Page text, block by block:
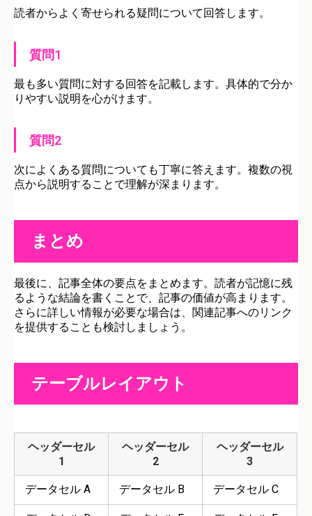
読者からよく寄せられる疑問について回答します。
質問1
最も多い質問に対する回答を記載します。具体的で分か
りやすい説明を心がけます。
質問2
次によくある質問についても丁寧に答えます。複数の視
点から説明することで理解が深まります。
まとめ
最後に、記事全体の要点をまとめます。読者が記憶に残
るような結論を書くことで、記事の価値が高まります。
さらに詳しい情報が必要な場合は、関連記事へのリンク
を提供することも検討しましょう。
テーブルレイアウト
ヘッダーセル
1
ヘッダーセル
2
ヘッダーセル
3
データセル A データセル B データセル C